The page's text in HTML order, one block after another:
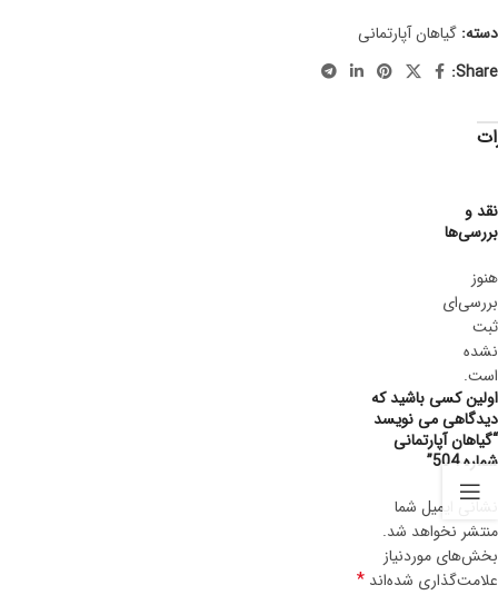
دسته: گیاهان آپارتمانی
Share:
نقد و
بررسی‌ها
هنوز
بررسی‌ای
ثبت
نشده
است.
اولین کسی باشید که
دیدگاهی می نویسد
“گیاهان آپارتمانی
شماره 504”
نشانی ایمیل شما
منتشر نخواهد شد.
بخش‌های موردنیاز
علامت‌گذاری شده‌اند *